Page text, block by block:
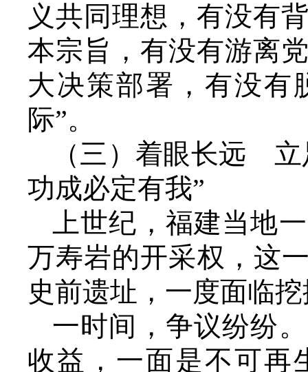
义共同理想，有没有
本宗旨，有没有游离
大决策部署，有没有
际”。
（三）着眼长远
功成必定有我”
上世纪，福建当地
万寿岩的开采权，这
史前遗址，一度面临
一时间，争议纷纷
收益，一面是不可再